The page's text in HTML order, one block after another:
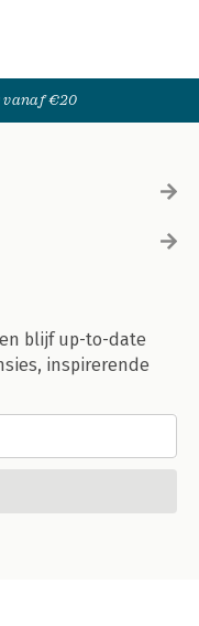
vanaf €20
blijf up-to-date
inspirerende